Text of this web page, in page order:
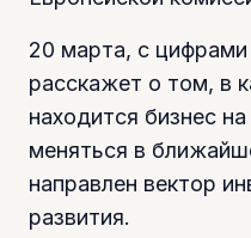
20 марта, с цифрами
расскажет о том, в
находится бизнес
меняться в
направлен вектор
развития.